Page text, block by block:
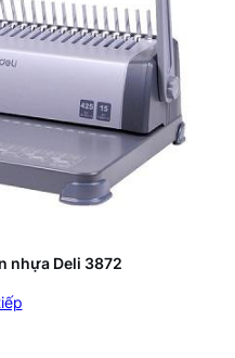
nhựa Deli 3872